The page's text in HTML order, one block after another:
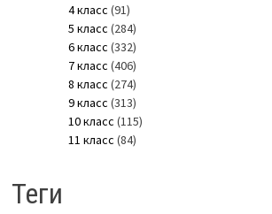
4 класс (91)
5 класс (284)
6 класс (332)
7 класс (406)
8 класс (274)
9 класс (313)
10 класс (115)
11 класс (84)
Теги